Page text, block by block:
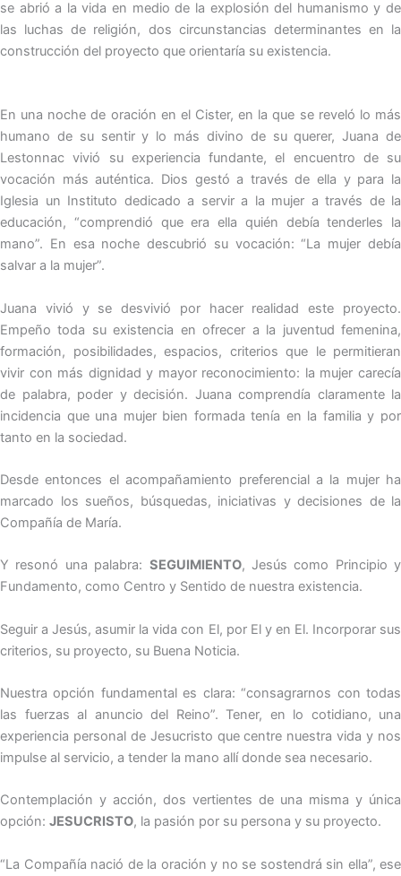
se abrió a la vida en medio de la explosión del humanismo y de
las luchas de religión, dos circunstancias determinantes en la
construcción del proyecto que orientaría su existencia.
En una noche de oración en el Cister, en la que se reveló lo más
humano de su sentir y lo más divino de su querer, Juana de
Lestonnac vivió su experiencia fundante, el encuentro de su
vocación más auténtica. Dios gestó a través de ella y para la
Iglesia un Instituto dedicado a servir a la mujer a través de la
educación, “comprendió que era ella quién debía tenderles la
mano”. En esa noche descubrió su vocación: “La mujer debía
salvar a la mujer”.
Juana vivió y se desvivió por hacer realidad este proyecto.
Empeño toda su existencia en ofrecer a la juventud femenina,
formación, posibilidades, espacios, criterios que le permitieran
vivir con más dignidad y mayor reconocimiento: la mujer carecía
de palabra, poder y decisión. Juana comprendía claramente la
incidencia que una mujer bien formada tenía en la familia y por
tanto en la sociedad.
Desde entonces el acompañamiento preferencial a la mujer ha
marcado los sueños, búsquedas, iniciativas y decisiones de la
Compañía de María.
Y resonó una palabra: SEGUIMIENTO, Jesús como Principio y
Fundamento, como Centro y Sentido de nuestra existencia.
Seguir a Jesús, asumir la vida con El, por El y en El. Incorporar sus
criterios, su proyecto, su Buena Noticia.
Nuestra opción fundamental es clara: “consagrarnos con todas
las fuerzas al anuncio del Reino”. Tener, en lo cotidiano, una
experiencia personal de Jesucristo que centre nuestra vida y nos
impulse al servicio, a tender la mano allí donde sea necesario.
Contemplación y acción, dos vertientes de una misma y única
opción: JESUCRISTO, la pasión por su persona y su proyecto.
“La Compañía nació de la oración y no se sostendrá sin ella”, ese